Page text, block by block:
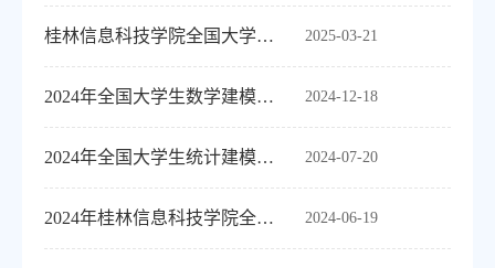
2025-03-21
桂林信息科技学院全国大学生数学建模竞赛颁奖典礼
2024-12-18
2024年全国大学生数学建模竞赛获奖
2024-07-20
2024年全国大学生统计建模竞赛获奖
2024-06-19
2024年桂林信息科技学院全国大学生建模竞赛校内赛获奖名单公示